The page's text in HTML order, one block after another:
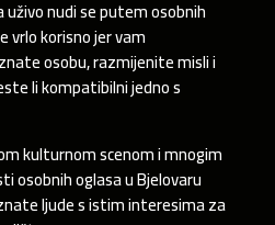
nudi se putem osobnih
vrlo korisno jer vam
osobu, razmijenite misli i
li kompatibilni jedno s
kulturnom scenom i mnogim
osobnih oglasa u Bjelovaru
ljude s istim interesima za